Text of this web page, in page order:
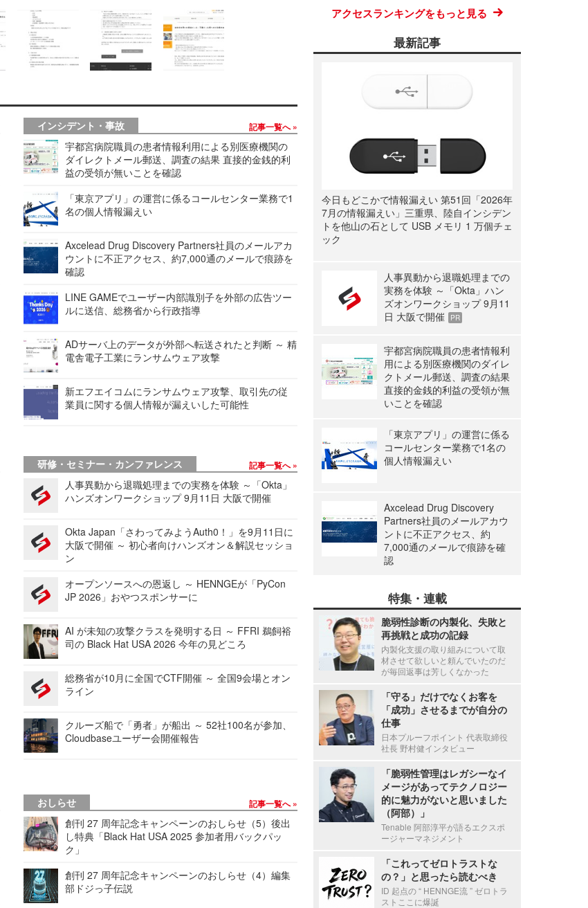
インシデント・事故 記事一覧へ
宇都宮病院職員の患者情報利用による別医療機関の
ダイレクトメール郵送、調査の結果 直接的金銭的利
益の受領が無いことを確認
「東京アプリ」の運営に係るコールセンター業務で1
名の個人情報漏えい
Axcelead Drug Discovery Partners社員のメールアカ
ウントに不正アクセス、約7,000通のメールで痕跡を
確認
LINE GAMEでユーザー内部識別子を外部の広告ツー
ルに送信、総務省から行政指導
ADサーバ上のデータが外部へ転送されたと判断 ～ 精
電舎電子工業にランサムウェア攻撃
新エフエイコムにランサムウェア攻撃、取引先の従
業員に関する個人情報が漏えいした可能性
研修・セミナー・カンファレンス 記事一覧へ
人事異動から退職処理までの実務を体験 ～「Okta」
ハンズオンワークショップ 9月11日 大阪で開催
Okta Japan「さわってみようAuth0！」を9月11日に
大阪で開催 ～ 初心者向けハンズオン＆解説セッショ
ン
オープンソースへの恩返し ～ HENNGEが「PyCon
JP 2026」おやつスポンサーに
AI が未知の攻撃クラスを発明する日 ～ FFRI 鵜飼裕
司の Black Hat USA 2026 今年の見どころ
総務省が10月に全国でCTF開催 ～ 全国9会場とオン
ライン
クルーズ船で「勇者」が船出 ～ 52社100名が参加、
Cloudbaseユーザー会開催報告
おしらせ 記事一覧へ
創刊 27 周年記念キャンペーンのおしらせ（5）後出
し特典「Black Hat USA 2025 参加者用バックパッ
ク」
創刊 27 周年記念キャンペーンのおしらせ（4）編集
部ドジっ子伝説
アクセスランキングをもっと見る
最新記事
今日もどこかで情報漏えい 第51回「2026年
7月の情報漏えい」三重県、陸自インシデン
トを他山の石として USB メモリ 1 万個チェ
ック
人事異動から退職処理までの
実務を体験 ～「Okta」ハン
ズオンワークショップ 9月11
日 大阪で開催
PR
宇都宮病院職員の患者情報利
用による別医療機関のダイレ
クトメール郵送、調査の結果
直接的金銭的利益の受領が無
いことを確認
「東京アプリ」の運営に係る
コールセンター業務で1名の
個人情報漏えい
Axcelead Drug Discovery
Partners社員のメールアカウ
ントに不正アクセス、約
7,000通のメールで痕跡を確
認
特集・連載
脆弱性診断の内製化、失敗と
再挑戦と成功の記録
内製化支援の取り組みについて取
材させて欲しいと頼んでいたのだ
が毎回返事は芳しくなかった
「守る」だけでなくお客を
「成功」させるまでが自分の
仕事
日本プルーフポイント 代表取締役
社長 野村健インタビュー
「脆弱性管理はレガシーなイ
メージがあってテクノロジー
的に魅力がないと思いました
（阿部）」
Tenable 阿部淳平が語るエクスポ
ージャーマネジメント
「これってゼロトラストな
の？」と思ったら読むべき
ID 起点の “ HENNGE流 ” ゼロトラ
ストここに爆誕